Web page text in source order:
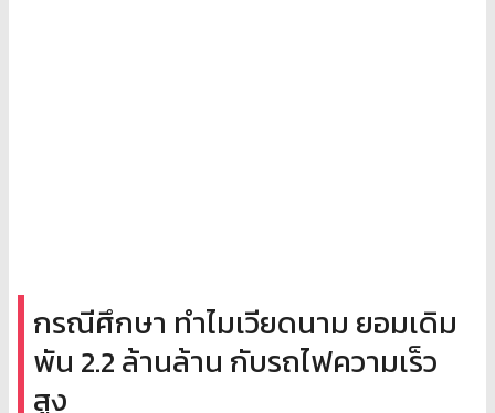
กรณีศึกษา ทำไมเวียดนาม ยอมเดิม
พัน 2.2 ล้านล้าน กับรถไฟความเร็ว
สูง